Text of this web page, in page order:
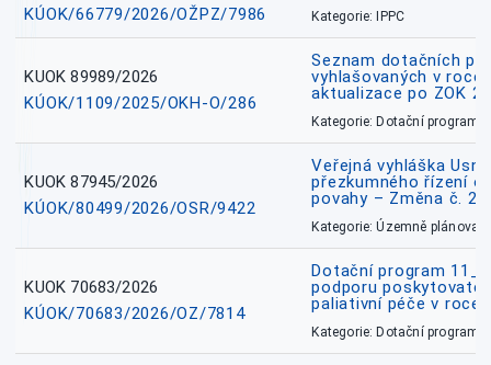
KÚOK/66779/2026/OŽPZ/7986
Kategorie: IPPC
KUOK 89989/2026
KÚOK/1109/2025/OKH-O/286
Seznam dotačních
vyhlašovaných v roce
aktualizace po ZOK
Kategorie: Dotační
KUOK 87945/2026
KÚOK/80499/2026/OSR/9422
Veřejná vyhláška
přezkumného řízení
povahy – Změna č. 2
Kategorie: Územně
KUOK 70683/2026
KÚOK/70683/2026/OZ/7814
Dotační program
podporu
paliativní péče v roce
Kategorie: Dotační